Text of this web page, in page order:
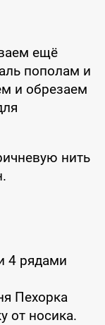
ещё
пополам и
и обрезаем
нить
4 рядами
Пехорка
от носика.